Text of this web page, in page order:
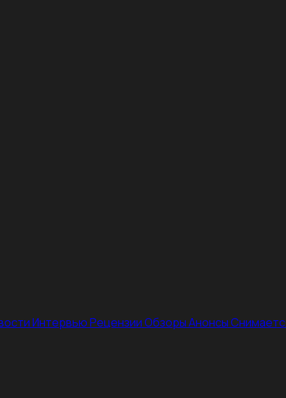
ИнтервьюРецензииОбзорыАнонсы